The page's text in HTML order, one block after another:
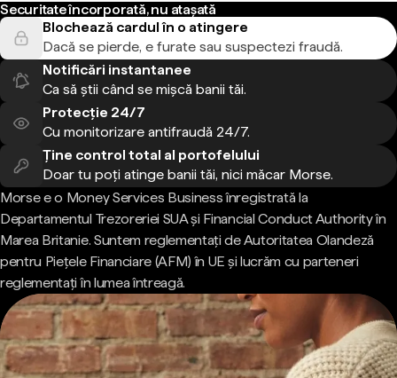
Securitate încorporată, nu atașată
Blochează cardul în o atingere
Dacă se pierde, e furate sau suspectezi fraudă.
Notificări instantanee
Ca să știi când se mișcă banii tăi.
Protecție 24/7
Cu monitorizare antifraudă 24/7.
Ține control total al portofelului
Doar tu poți atinge banii tăi, nici măcar Morse.
Morse e o Money Services Business înregistrată la
Departamentul Trezoreriei SUA și Financial Conduct Authority în
Marea Britanie. Suntem reglementați de Autoritatea Olandeză
pentru Piețele Financiare (AFM) în UE și lucrăm cu parteneri
reglementați în lumea întreagă.